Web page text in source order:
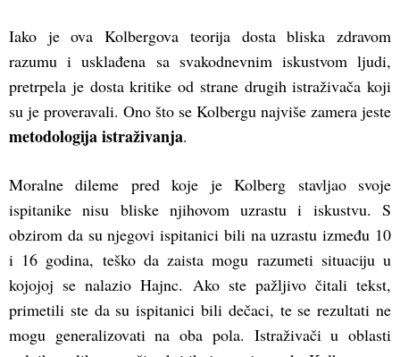
Iako je ova Kolbergova teorija dosta bliska zdravom
razumu i usklađena sa svakodnevnim iskustvom ljudi,
pretrpela je dosta kritike od strane drugih istraživača koji
su je proveravali. Ono što se Kolbergu najviše zamera jeste
metodologija istraživanja.
Moralne dileme pred koje je Kolberg stavljao svoje
ispitanike nisu bliske njihovom uzrastu i iskustvu. S
obzirom da su njegovi ispitanici bili na uzrastu između 10
i 16 godina, teško da zaista mogu razumeti situaciju u
kojojoj se nalazio Hajnc. Ako ste pažljivo čitali tekst,
primetili ste da su ispitanici bili dečaci, te se rezultati ne
mogu generalizovati na oba pola. Istraživači u oblasti